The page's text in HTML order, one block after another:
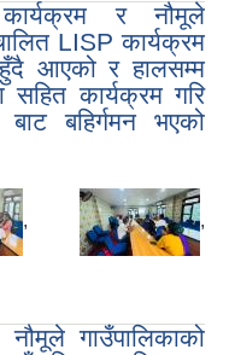
कार्यक्रम र नौमूले
LISP कार्यक्रम
आएको र हालसम्म
सहित कार्यक्रम गरि
बहिर्गमन भएको
, ,
गाउँपालिकाको